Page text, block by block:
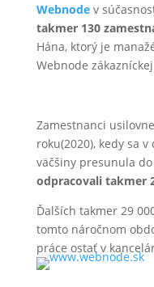
Webnodev
takmer 130
Hána, ktorý je
Webnode
Zamestnanci
roku(2020), kedy sa
väčšiny presunula
odpracovali takmer
Ďalších takmer 29
tomto náročnom
práce ostať v